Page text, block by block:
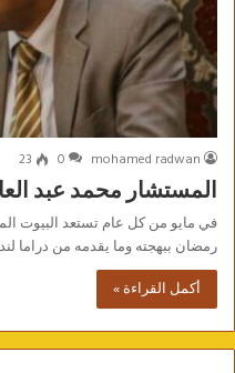
mohamed radwan
0
23
المستشار محمد عبد
في مايو من كل عام تستعد البيوت
رمضان ببهجته وما يقدمه من دراما
أكمل القراءة »